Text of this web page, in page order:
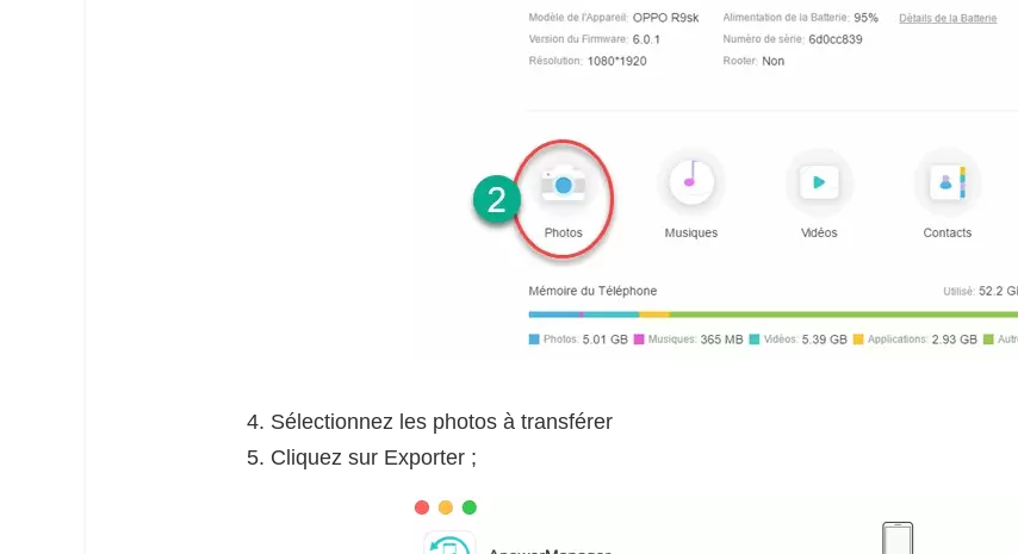
Sélectionnez les photos à transférer
Cliquez sur Exporter ;